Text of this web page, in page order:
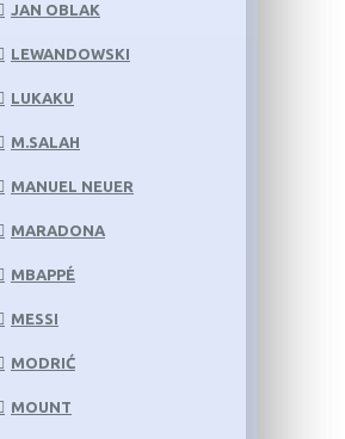
JAN OBLAK
LEWANDOWSKI
LUKAKU
M.SALAH
MANUEL NEUER
MARADONA
MBAPPÉ
MESSI
MODRIĆ
MOUNT